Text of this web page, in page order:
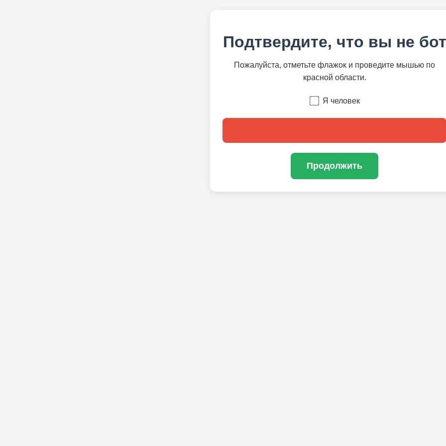
Подтвердите, что вы не бот
Пожалуйста, отметьте флажок и проведите мышью по
красной области.
Я человек
Продолжить